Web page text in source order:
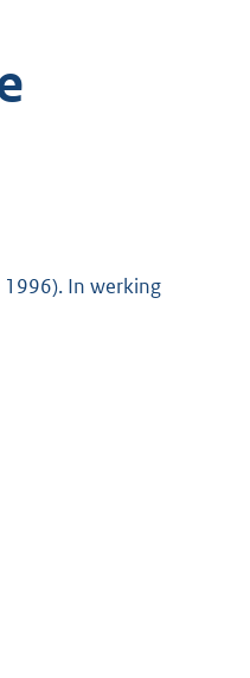
1996). In werking